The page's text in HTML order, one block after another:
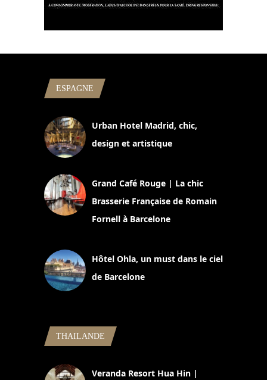
ESPAGNE
Urban Hotel Madrid, chic,
design et artistique
Grand Café Rouge | La chic
Brasserie Française de Romain
Fornell à Barcelone
Hôtel Ohla, un must dans le ciel
de Barcelone
THAILANDE
Veranda Resort Hua Hin |